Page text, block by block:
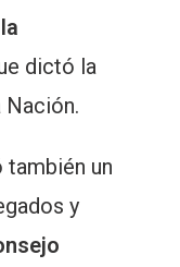
dictó la
Nación.
también un
y